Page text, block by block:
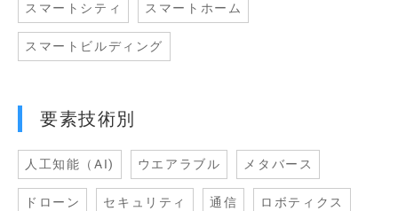
スマートシティ スマートホーム
スマートビルディング
要素技術別
人工知能（AI) ウエアラブル メタバース
ドローン セキュリティ 通信 ロボティクス